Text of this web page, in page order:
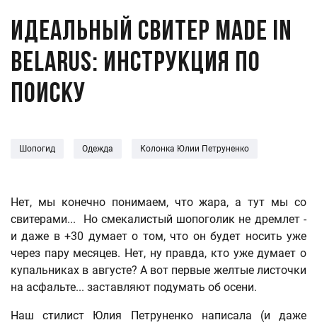
Идеальный свитер made in
Belarus: инструкция по
поиску
Шопогид Одежда Колонка Юлии Петруненко
Нет, мы конечно понимаем, что жара, а тут мы со
свитерами... Но смекалистый шопоголик не дремлет -
и даже в +30 думает о том, что он будет носить уже
через пару месяцев. Нет, ну правда, кто уже думает о
купальниках в августе? А вот первые желтые листочки
на асфальте... заставляют подумать об осени.
Наш стилист Юлия Петруненко написала (и даже